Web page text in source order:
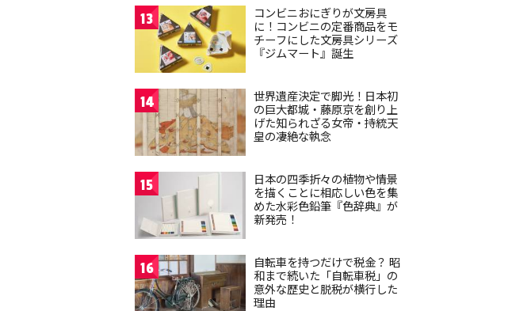
13
コンビニおにぎりが文房具
に！コンビニの定番商品をモ
チーフにした文房具シリーズ
『ジムマート』誕生
14
世界遺産決定で脚光！日本初
の巨大都城・藤原京を創り上
げた知られざる女帝・持統天
皇の凄絶な執念
15
日本の四季折々の植物や情景
を描くことに相応しい色を集
めた水彩色鉛筆『色辞典』が
新発売！
16
自転車を持つだけで税金？ 昭
和まで続いた「自転車税」の
意外な歴史と脱税が横行した
理由